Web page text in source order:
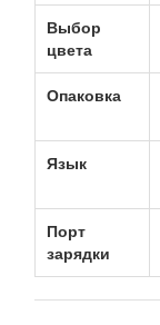
Выбор
цвета
Опаковка
Язык
Порт
зарядки